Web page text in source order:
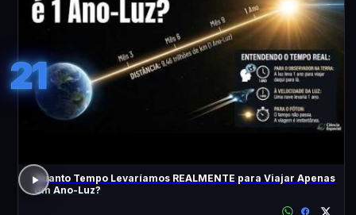
21
Quanto Tempo Levaríamos REALMENTE para Viajar Apenas
Um Ano-Luz?